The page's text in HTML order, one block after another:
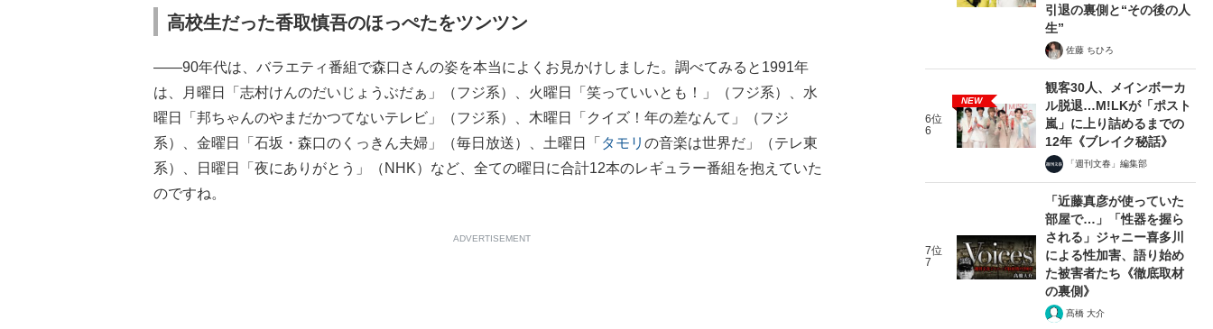
高校生だった香取慎吾のほっぺたをツンツン
――90年代は、バラエティ番組で森口さんの姿を本当によくお見かけしました。調べてみると1991年
は、月曜日「志村けんのだいじょうぶだぁ」（フジ系）、火曜日「笑っていいとも！」（フジ系）、水
曜日「邦ちゃんのやまだかつてないテレビ」（フジ系）、木曜日「クイズ！年の差なんて」（フジ
系）、金曜日「石坂・森口のくっきん夫婦」（毎日放送）、土曜日「 タモリ の音楽は世界だ」（テレ東
系）、日曜日「夜にありがとう」（NHK）など、全ての曜日に合計12本のレギュラー番組を抱えていた
のですね。
ADVERTISEMENT
引退の裏側と“その後の人
生”
佐藤 ちひろ
6位
6
NEW
観客30人、メインボーカ
ル脱退…M!LKが「ポスト
嵐」に上り詰めるまでの
12年《ブレイク秘話》
「週刊文春」編集部
7位
7
「近藤真彦が使っていた
部屋で…」「性器を握ら
される」ジャニー喜多川
による性加害、語り始め
た被害者たち《徹底取材
の裏側》
髙橋 大介